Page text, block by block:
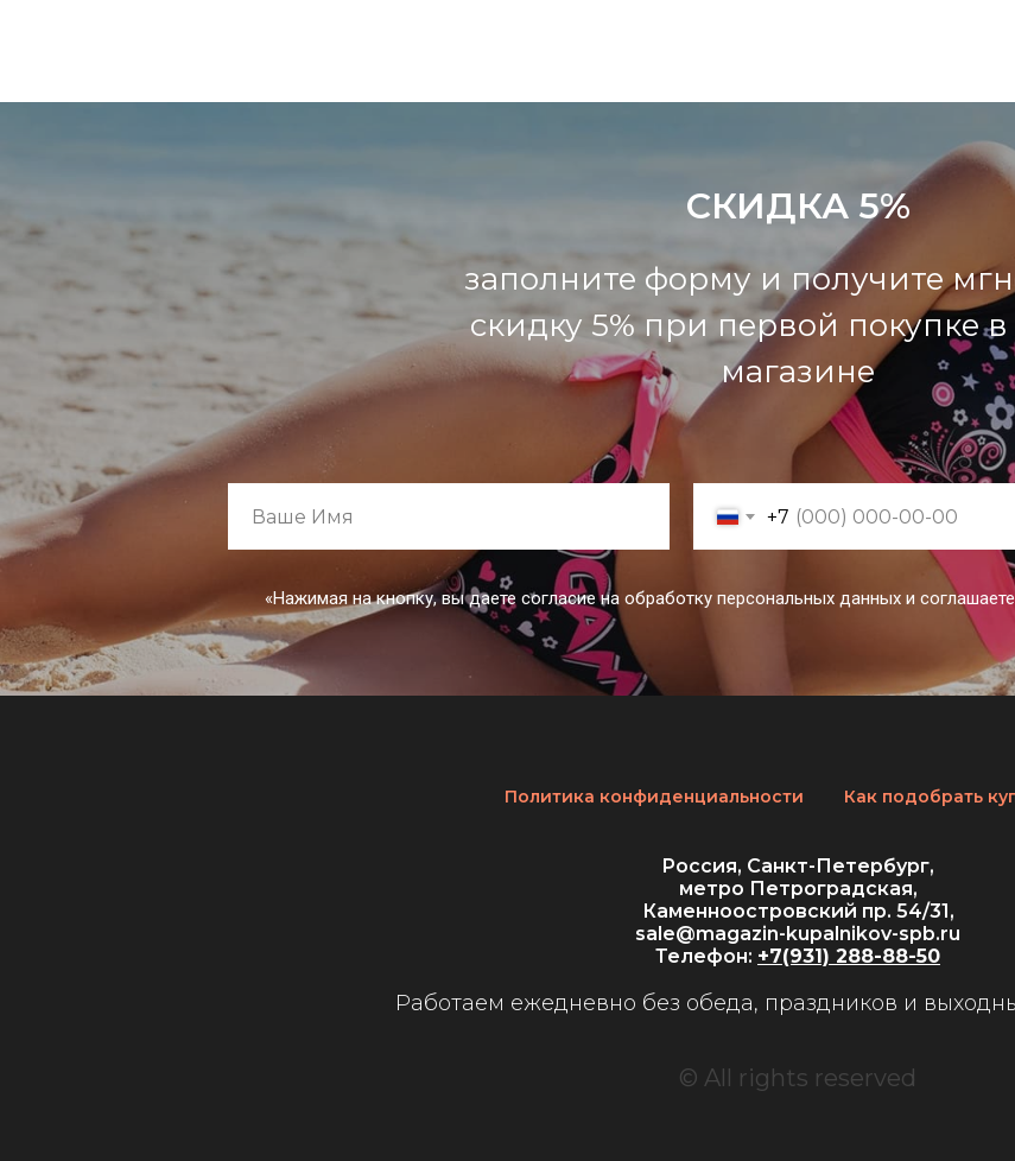
СКИДКА 5%
заполните форму и получите
скидку 5% при первой покупке
магазине
+7
«Нажимая на кнопку, вы даете согласие на обработку персональных данных и
Политика конфиденциальности Как подобрать
Россия, Санкт-Петербург,
метро Петроградская,
Каменноостровский пр. 54/31,
sale@magazin-kupalnikov-spb.ru
Телефон: +7(931) 288-88-50
Работаем ежедневно без обеда, праздников и
© All rights reserved